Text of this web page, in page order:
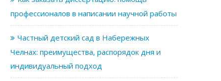
профессионалов в написании научной работы
Частный детский сад в Набережных
Челнах: преимущества, распорядок дня и
индивидуальный подход